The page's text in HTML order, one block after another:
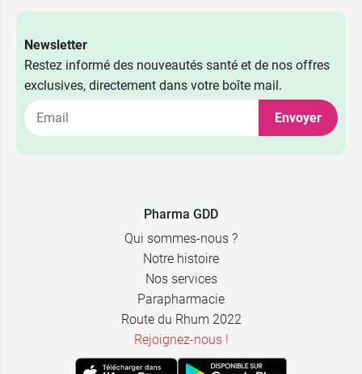
Newsletter
Restez informé des nouveautés santé et de nos offres
exclusives, directement dans votre boîte mail.
Envoyer
Pharma GDD
Qui sommes-nous ?
Notre histoire
Nos services
Parapharmacie
Route du Rhum 2022
Rejoignez-nous !